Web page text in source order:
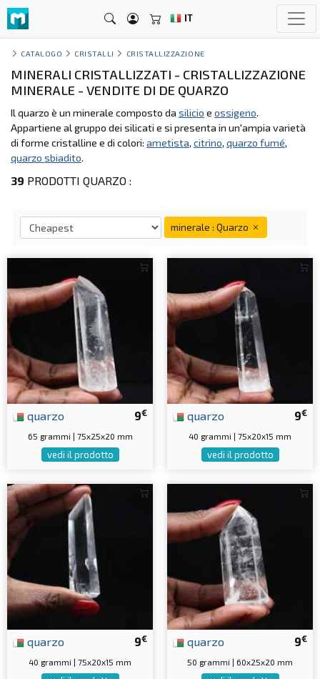
IT
CATALOGO CRISTALLI CRISTALLIZZAZIONE
MINERALI CRISTALLIZZATI - CRISTALLIZZAZIONE
MINERALE - VENDITE DI DE QUARZO
Il quarzo è un minerale composto da silicio e ossigeno.
Appartiene al gruppo dei silicati e si presenta in un'ampia varietà
di forme cristalline e di colori: ametista, citrino, quarzo fumé,
quarzo sbiadito.
39 PRODOTTI QUARZO :
minerale : Quarzo
9€
quarzo
65 grammi | 75x25x20 mm
vedi il prodotto
9€
quarzo
40 grammi | 75x20x15 mm
vedi il prodotto
9€
quarzo
40 grammi | 75x20x15 mm
9€
quarzo
50 grammi | 60x25x20 mm